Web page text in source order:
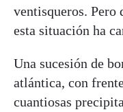
ventisqueros. Pero
esta situación ha
Una sucesión de
atlántica, con
cuantiosas